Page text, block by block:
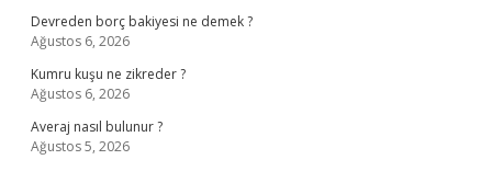
Devreden borç bakiyesi ne demek ?
Ağustos 6, 2026
Kumru kuşu ne zikreder ?
Ağustos 6, 2026
Averaj nasıl bulunur ?
Ağustos 5, 2026